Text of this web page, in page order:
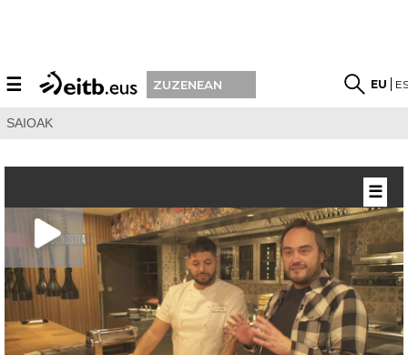
☰ ZUZENEAN EU
SAIOAK
☰